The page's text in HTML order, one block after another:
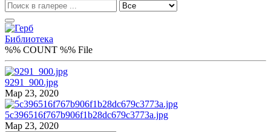
Библиотека
%% COUNT %% File
9291_900.jpg
Мар 23, 2020
5c396516f767b906f1b28dc679c3773a.jpg
Мар 23, 2020